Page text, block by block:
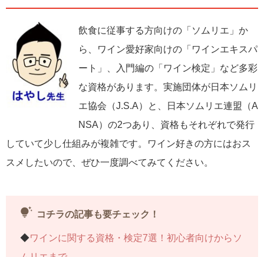
飲食に従事する方向けの「ソムリエ」か
ら、ワイン愛好家向けの「ワインエキスパ
ート」、入門編の「ワイン検定」など多彩
な資格があります。実施団体が日本ソムリ
エ協会（J.S.A）と、日本ソムリエ連盟（A
NSA）の2つあり、資格もそれぞれで発行
していて少し仕組みが複雑です。ワイン好きの方にはおス
スメしたいので、ぜひ一度調べてみてください。
tips_and_updates コチラの記事も要チェック！
◆ワインに関する資格・検定7選！初心者向けからソ